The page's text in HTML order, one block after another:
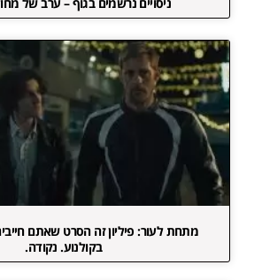
מתחת לעור: פיליון זה הסרט שאתם
בקולנוע. נקודה.